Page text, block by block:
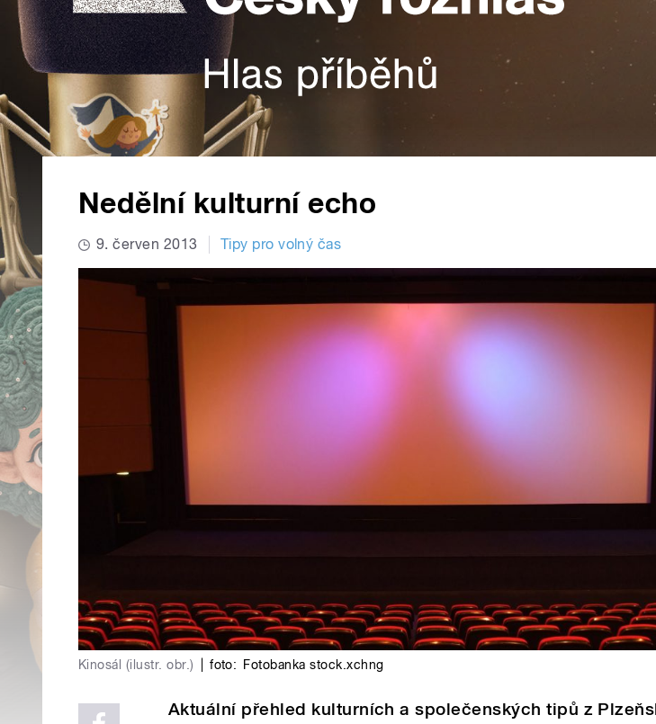
Nedělní kulturní echo
9. červen 2013 Tipy pro volný čas
Kinosál (ilustr. obr.) foto: Fotobanka stock.xchng
Aktuální přehled kulturních a společenských tipů z